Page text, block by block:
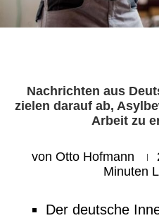
Nachrichten aus
zielen darauf ab,
Arbeit zu
von Otto Hofmann
Minuten
Der deutsche